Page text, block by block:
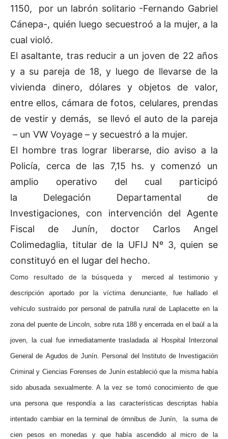
1150, por un labrón solitario -Fernando Gabriel
Cánepa-, quién luego secuestroó a la mujer, a la
cual violó.
El asaltante, tras reducir a un joven de 22 años
y a su pareja de 18, y luego de llevarse de la
vivienda dinero, dólares y objetos de valor,
entre ellos, cámara de fotos, celulares, prendas
de vestir y demás, se llevó el auto de la pareja
– un VW Voyage – y secuestró a la mujer.
El hombre tras lograr liberarse, dio aviso a la
Policía, cerca de las 7,15 hs. y comenzó un
amplio operativo del cual participó
la Delegación Departamental de
Investigaciones, con intervención del Agente
Fiscal de Junín, doctor Carlos Angel
Colimedaglia, titular de la UFIJ Nº 3, quien se
constituyó en el lugar del hecho.
Como resultado de la búsqueda y merced al testimonio y
descripción aportado por la víctima denunciante, fue hallado el
vehículo sustraído por personal de patrulla rural de Laplacette en la
zona del puente de Lincoln, sobre ruta 188 y encerrada en el baúl a la
joven, la cual fue inmediatamente trasladada al Hospital Interzonal
General de Agudos de Junín. Personal del Instituto de Investigación
Criminal y Ciencias Forenses de Junín estableció que la misma había
sido abusada sexualmente. A la vez se tomó conocimiento de que
una persona que respondía a las características descriptas había
intentado cambiar en la terminal de ómnibus de Junín, la suma de
cien pesos en monedas y que había ascendido al micro de la